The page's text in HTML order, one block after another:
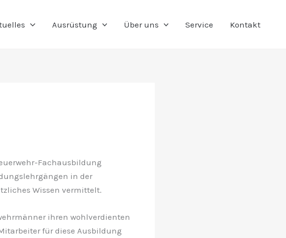
Ausrüstung Über uns Service Kontakt
Fachausbildung
in der
Wissen vermittelt.
ihren wohlverdienten
für diese Ausbildung